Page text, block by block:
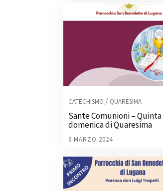
CATECHISMO / QUARESIMA
Sante Comunioni – Quinta
domenica di Quaresima
9 MARZO 2024